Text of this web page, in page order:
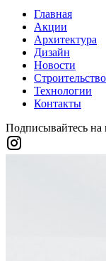
Главная
Акции
Архитектура
Дизайн
Новости
Строительство
Технологии
Контакты
Подписывайтесь на